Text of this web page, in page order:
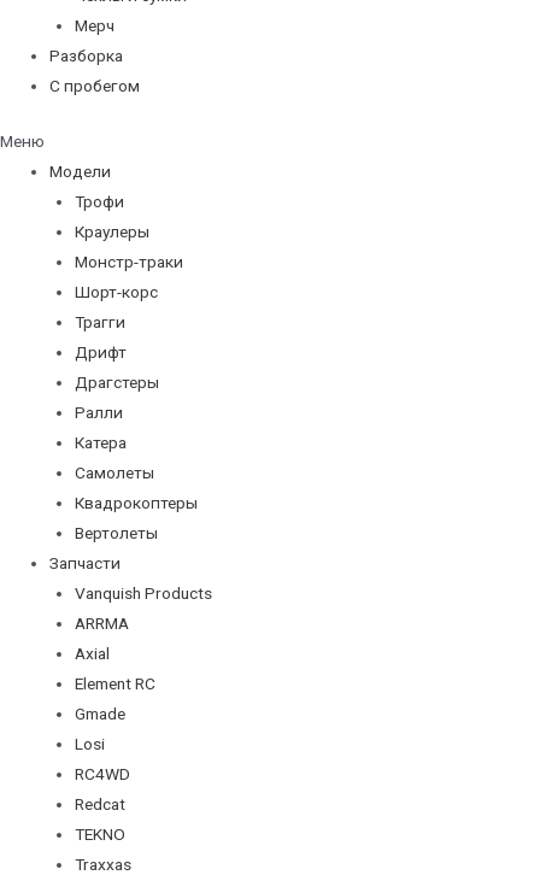
Мерч
Разборка
С пробегом
Меню
Модели
Трофи
Краулеры
Монстр-траки
Шорт-корс
Трагги
Дрифт
Драгстеры
Ралли
Катера
Самолеты
Квадрокоптеры
Вертолеты
Запчасти
Vanquish Products
ARRMA
Axial
Element RC
Gmade
Losi
RC4WD
Redcat
TEKNO
Traxxas